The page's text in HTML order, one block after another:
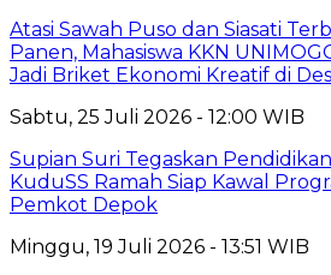
Atasi Sawah Puso dan Siasati
Panen, Mahasiswa KKN
Jadi Briket Ekonomi Kreatif di
Sabtu, 25 Juli 2026 - 12:00 WIB
Supian Suri Tegaskan
KuduSS Ramah Siap Kawal
Pemkot Depok
Minggu, 19 Juli 2026 - 13:51 WIB